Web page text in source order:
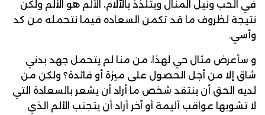
في الحب ونيل المنال ويتلذذ بالآلام، الألم هو الألم ولكن
نتيجة لظروف ما قد تكمن السعاده فيما نتحمله من كد
وأسي.
و سأعرض مثال حي لهذا، من منا لم يتحمل جهد بدني
شاق إلا من أجل الحصول على ميزة أو فائدة؟ ولكن من
لديه الحق أن ينتقد شخص ما أراد أن يشعر بالسعادة التي
لا تشوبها عواقب أليمة أو آخر أراد أن يتجنب الألم الذي